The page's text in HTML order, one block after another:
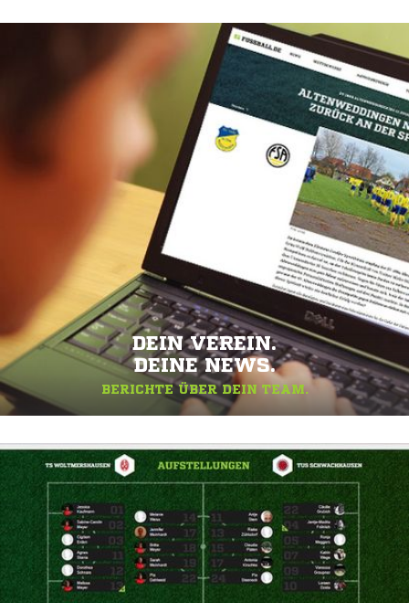
DEIN VEREIN.
DEINE NEWS.
BERICHTE ÜBER DEIN TEAM.